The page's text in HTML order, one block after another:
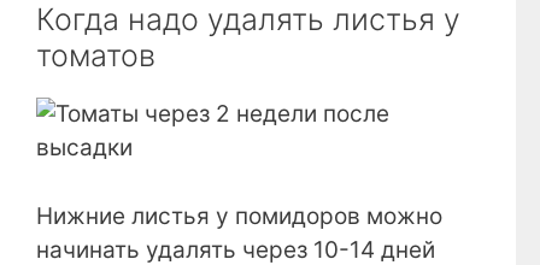
Когда надо удалять листья у
томатов
Нижние листья у помидоров можно
начинать удалять через 10-14 дней